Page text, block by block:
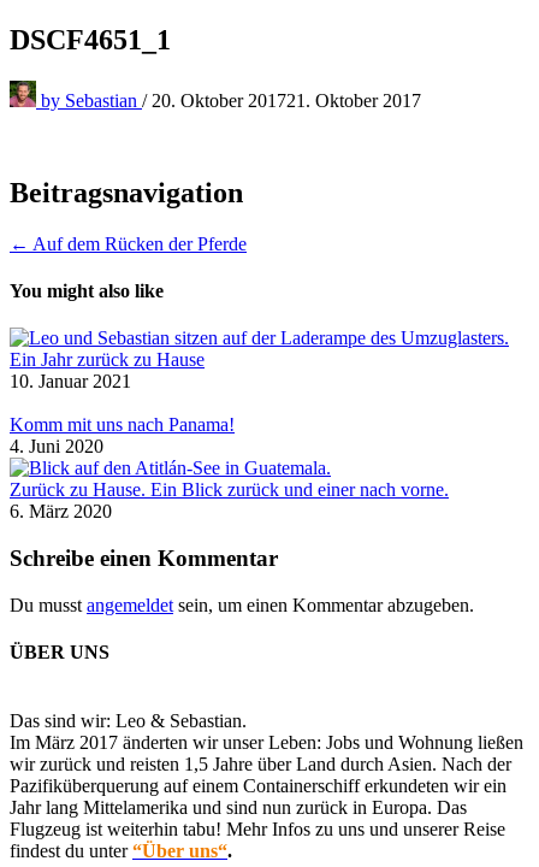
DSCF4651_1
by Sebastian / 20. Oktober 201721. Oktober 2017
Beitragsnavigation
← Auf dem Rücken der Pferde
You might also like
Ein Jahr zurück zu Hause
10. Januar 2021
Komm mit uns nach Panama!
4. Juni 2020
Zurück zu Hause. Ein Blick zurück und einer nach vorne.
6. März 2020
Schreibe einen Kommentar
Du musst angemeldet sein, um einen Kommentar abzugeben.
ÜBER UNS
Das sind wir: Leo & Sebastian.
Im März 2017 änderten wir unser Leben: Jobs und Wohnung ließen
wir zurück und reisten 1,5 Jahre über Land durch Asien. Nach der
Pazifiküberquerung auf einem Containerschiff erkundeten wir ein
Jahr lang Mittelamerika und sind nun zurück in Europa. Das
Flugzeug ist weiterhin tabu! Mehr Infos zu uns und unserer Reise
findest du unter“Über uns“.